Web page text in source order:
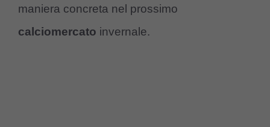
maniera concreta nel prossimo
calciomercato invernale.